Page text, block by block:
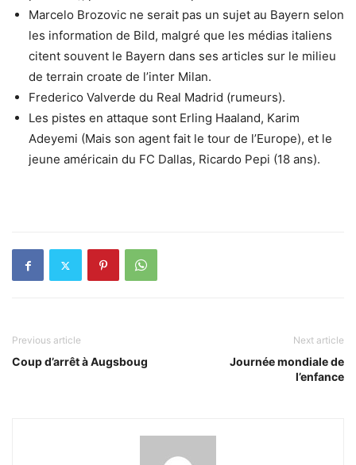
Marcelo Brozovic ne serait pas un sujet au Bayern selon
les information de Bild, malgré que les médias italiens
citent souvent le Bayern dans ses articles sur le milieu
de terrain croate de l’inter Milan.
Frederico Valverde du Real Madrid (rumeurs).
Les pistes en attaque sont Erling Haaland, Karim
Adeyemi (Mais son agent fait le tour de l’Europe), et le
jeune américain du FC Dallas, Ricardo Pepi (18 ans).
Previous article
Coup d’arrêt à Augsboug
Next article
Journée mondiale de
l’enfance